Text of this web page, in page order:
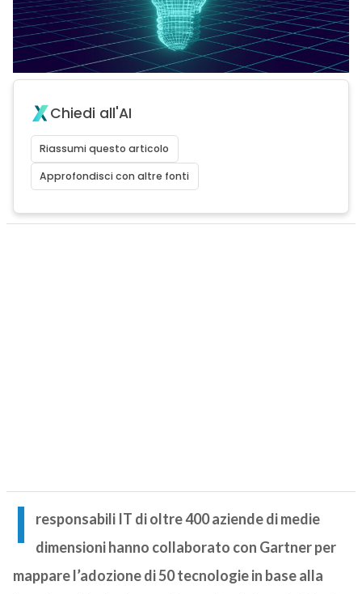
Chiedi all'AI
Riassumi questo articolo
Approfondisci con altre fonti
I
responsabili IT di oltre 400 aziende di medie
dimensioni hanno collaborato con Gartner per
mappare l’adozione di 50 tecnologie in base alla